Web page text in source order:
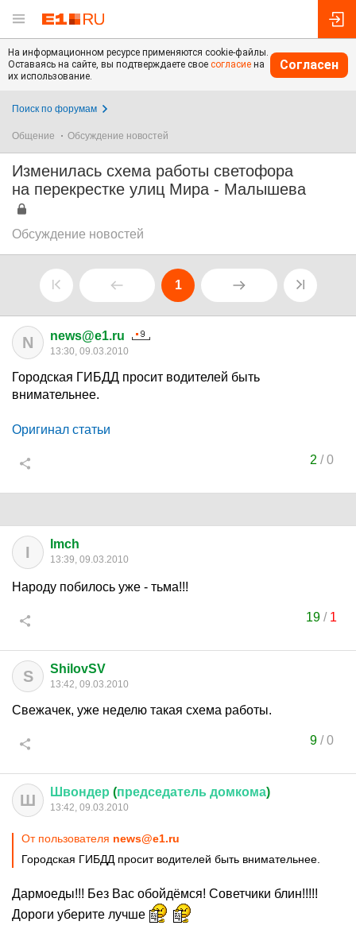
На информационном ресурсе применяются cookie-файлы.
Оставаясь на сайте, вы подтверждаете свое согласие на
их использование.
Согласен
Поиск по форумам
Общение Обсуждение новостей
Изменилась схема работы светофора
на перекрестке улиц Мира - Малышева
Обсуждение новостей
1
N news@e1.ru
13:30, 09.03.2010
Городская ГИБДД просит водителей быть
внимательнее.
Оригинал статьи
2 /0
I Imch
13:39, 09.03.2010
Народу побилось уже - тьма!!!
19 / 1
S ShilovSV
13:42, 09.03.2010
Свежачек, уже неделю такая схема работы.
9/0
Ш Швондер (председатель домкома)
13:42, 09.03.2010
От пользователя news@e1.ru
Городская ГИБДД просит водителей быть внимательнее.
Дармоеды!!! Без Вас обойдёмся! Советчики блин!!!!!
Дороги уберите лучше